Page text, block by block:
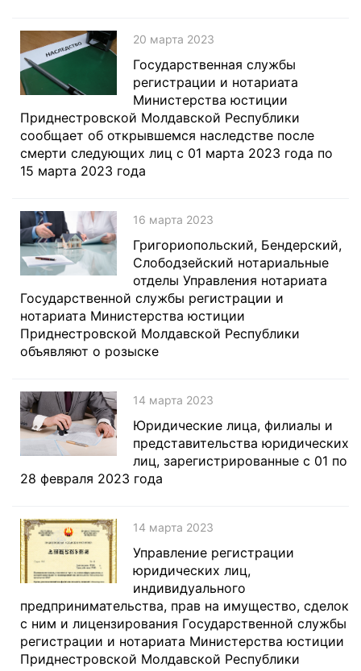
20 марта 2023
Государственная службы
регистрации и нотариата
Министерства юстиции
Приднестровской Молдавской Республики
сообщает об открывшемся наследстве после
смерти следующих лиц с 01 марта 2023 года по
15 марта 2023 года
16 марта 2023
Григориопольский, Бендерский,
Слободзейский нотариальные
отделы Управления нотариата
Государственной службы регистрации и
нотариата Министерства юстиции
Приднестровской Молдавской Республики
объявляют о розыске
14 марта 2023
Юридические лица, филиалы и
представительства юридических
лиц, зарегистрированные с 01 по
28 февраля 2023 года
14 марта 2023
Управление регистрации
юридических лиц,
индивидуального
предпринимательства, прав на имущество, сделок
с ним и лицензирования Государственной службы
регистрации и нотариата Министерства юстиции
Приднестровской Молдавской Республики